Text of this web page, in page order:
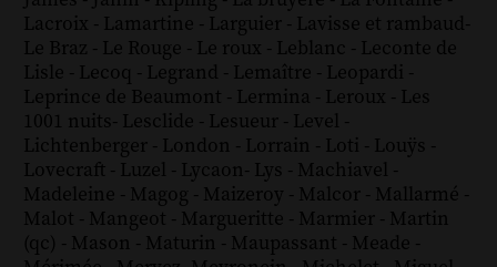
Lacroix - Lamartine - Larguier - Lavisse et rambaud-
Le Braz - Le Rouge - Le roux - Leblanc - Leconte de
Lisle - Lecoq - Legrand - Lemaître - Leopardi -
Leprince de Beaumont - Lermina - Leroux - Les
1001 nuits- Lesclide - Lesueur - Level -
Lichtenberger - London - Lorrain - Loti - Louÿs -
Lovecraft - Luzel - Lycaon- Lys - Machiavel -
Madeleine - Magog - Maizeroy - Malcor - Mallarmé -
Malot - Mangeot - Margueritte - Marmier - Martin
(qc) - Mason - Maturin - Maupassant - Meade -